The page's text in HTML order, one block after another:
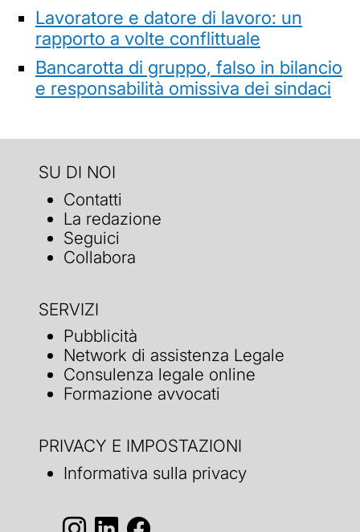
Lavoratore e datore di lavoro: un
rapporto a volte conflittuale
Bancarotta di gruppo, falso in bilancio
e responsabilità omissiva dei sindaci
SU DI NOI
Contatti
La redazione
Seguici
Collabora
SERVIZI
Pubblicità
Network di assistenza Legale
Consulenza legale online
Formazione avvocati
PRIVACY E IMPOSTAZIONI
Informativa sulla privacy